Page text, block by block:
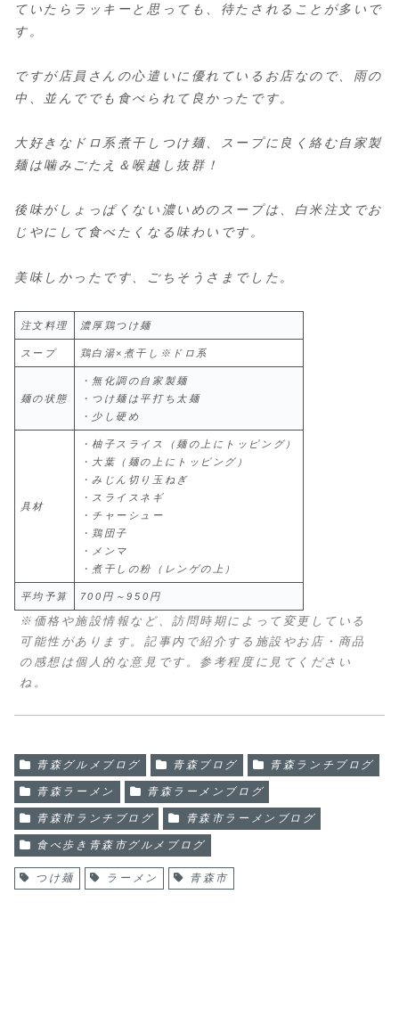
ていたらラッキーと思っても、待たされることが多いで
す。
ですが店員さんの心遣いに優れているお店なので、雨の
中、並んででも食べられて良かったです。
大好きなドロ系煮干しつけ麺、スープに良く絡む自家製
麺は噛みごたえ＆喉越し抜群！
後味がしょっぱくない濃いめのスープは、白米注文でお
じやにして食べたくなる味わいです。
美味しかったです、ごちそうさまでした。
注文料理 濃厚鶏つけ麺
スープ 鶏白湯×煮干し※ドロ系
麺の状態
・無化調の自家製麺
・つけ麺は平打ち太麺
・少し硬め
具材
・柚子スライス（麺の上にトッピング）
・大葉（麺の上にトッピング）
・みじん切り玉ねぎ
・スライスネギ
・チャーシュー
・鶏団子
・メンマ
・煮干しの粉（レンゲの上）
平均予算 700円～950円
※価格や施設情報など、訪問時期によって変更している
可能性があります。記事内で紹介する施設やお店・商品
の感想は個人的な意見です。参考程度に見てください
ね。
青森グルメブログ 青森ブログ 青森ランチブログ
青森ラーメン 青森ラーメンブログ
青森市ランチブログ 青森市ラーメンブログ
食べ歩き青森市グルメブログ
つけ麺 ラーメン 青森市